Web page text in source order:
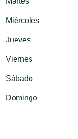
Miércoles
Jueves
Viernes
Sábado
Domingo